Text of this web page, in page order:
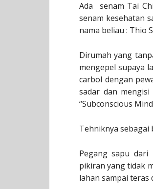
Ada senam Tai
senam kesehatan
nama beliau : Thio
Dirumah yang
mengepel supaya
carbol dengan
sadar dan
“Subconscious
Tehniknya sebagai
Pegang sapu
pikiran yang tidak
lahan sampai teras